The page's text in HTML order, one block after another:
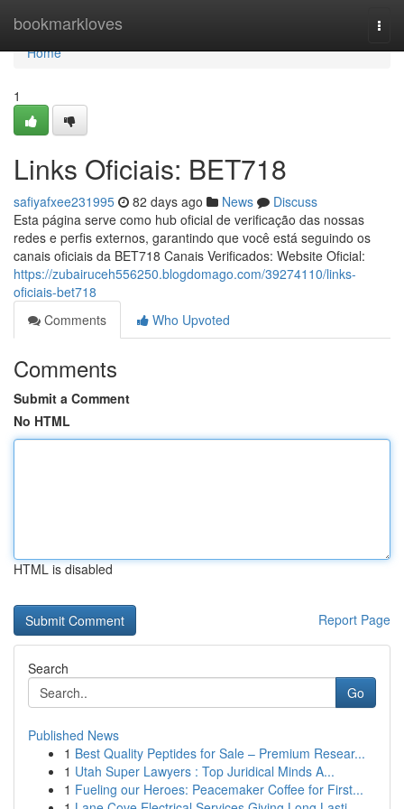
bookmarkloves
Home
Home
1
Links Oficiais: BET718
safiyafxee231995 82 days ago News
Discuss
Esta página serve como hub oficial de verificação das nossas
redes e perfis externos, garantindo que você está seguindo os
canais oficiais da BET718 Canais Verificados: Website Oficial:
https://zubairuceh556250.blogdomago.com/39274110/links-
oficiais-bet718
Comments
Who Upvoted
Comments
Submit a Comment
No HTML
HTML is disabled
Report Page
Search
Go
Published News
1 Best Quality Peptides for Sale – Premium Resear...
1 Utah Super Lawyers : Top Juridical Minds A...
1 Fueling our Heroes: Peacemaker Coffee for First...